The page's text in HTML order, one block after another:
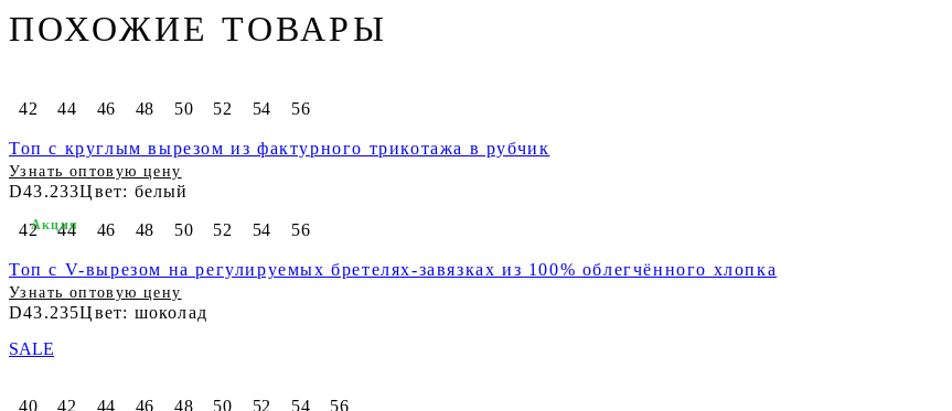
ПОХОЖИЕ ТОВАРЫ
42 44 46 48 50 52 54 56
Топ с круглым вырезом из фактурного трикотажа в рубчик
Узнать оптовую цену
D43.233Цвет: белый
42 44 46 48 50 52 54 56
Топ с V-вырезом на регулируемых бретелях-завязках из 100% облегчённого хлопка
Узнать оптовую цену
D43.235Цвет: шоколад
Акция
40 42 44 46 48 50 52 54 56
SALE